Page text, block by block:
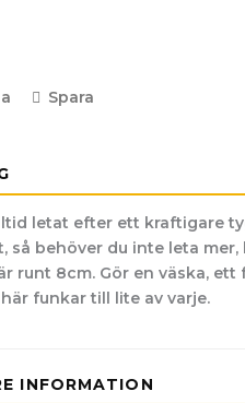
Spara
letat efter ett kraftigare
så behöver du inte leta mer,
runt 8cm. Gör en väska,
funkar till lite av varje.
INFORMATION